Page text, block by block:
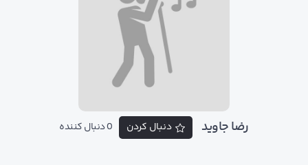
رضا جاوید دنبال کردن 0 دنبال کننده